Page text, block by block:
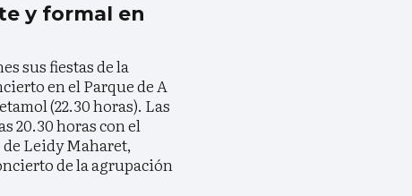
y formal en
sus fiestas de la
en el Parque de A
(22.30 horas). Las
20.30 horas con el
de Leidy Maharet,
de la agrupación